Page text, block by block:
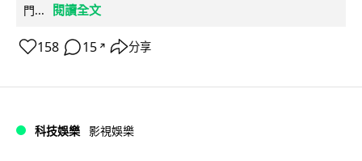
門...
閱讀全文
158 15 ↗ 分享
科技娛樂 影視娛樂